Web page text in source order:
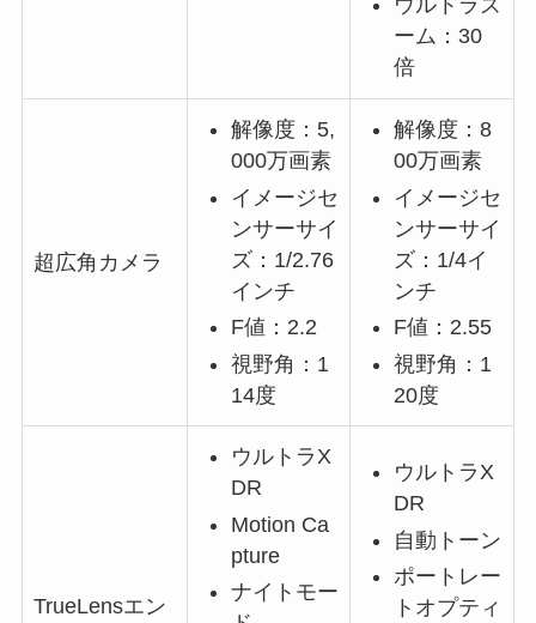
ーム：30
倍
超広角カメラ
解像度：5,
000万画素
イメージセ
ンサーサイ
ズ：1/2.76
インチ
F値：2.2
視野角：1
14度
解像度：8
00万画素
イメージセ
ンサーサイ
ズ：1/4イ
ンチ
F値：2.55
視野角：1
20度
TrueLensエン
ウルトラX
DR
Motion Ca
pture
ナイトモー
ウルトラX
DR
自動トーン
ポートレー
トオプティ